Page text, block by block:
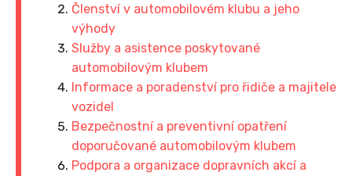
Členství v automobilovém klubu a jeho
výhody
Služby a asistence poskytované
automobilovým klubem
Informace a poradenství pro řidiče a majitele
vozidel
Bezpečnostní a preventivní opatření
doporučované automobilovým klubem
Podpora a organizace dopravních akcí a